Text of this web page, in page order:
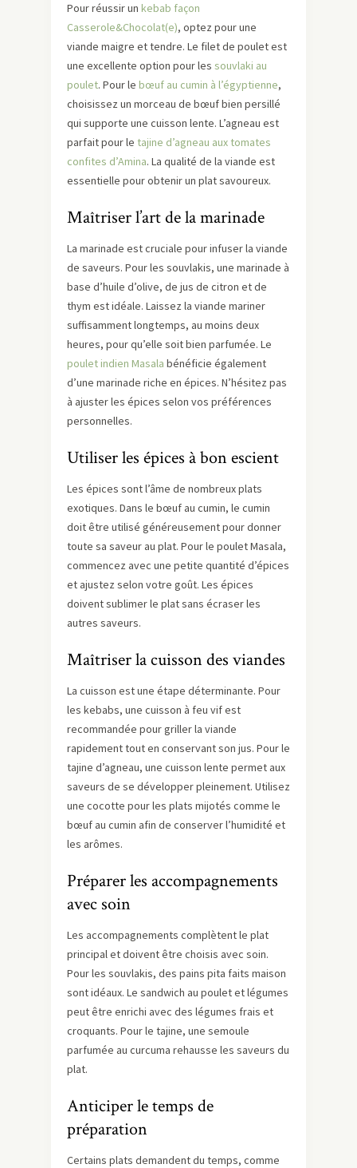
Pour réussir un kebab façon
Casserole&Chocolat(e), optez pour une
viande maigre et tendre. Le filet de poulet est
une excellente option pour les souvlaki au
poulet. Pour le bœuf au cumin à l’égyptienne,
choisissez un morceau de bœuf bien persillé
qui supporte une cuisson lente. L’agneau est
parfait pour le tajine d’agneau aux tomates
confites d’Amina. La qualité de la viande est
essentielle pour obtenir un plat savoureux.
Maîtriser l’art de la marinade
La marinade est cruciale pour infuser la viande
de saveurs. Pour les souvlakis, une marinade à
base d’huile d’olive, de jus de citron et de
thym est idéale. Laissez la viande mariner
suffisamment longtemps, au moins deux
heures, pour qu’elle soit bien parfumée. Le
poulet indien Masala bénéficie également
d’une marinade riche en épices. N’hésitez pas
à ajuster les épices selon vos préférences
personnelles.
Utiliser les épices à bon escient
Les épices sont l’âme de nombreux plats
exotiques. Dans le bœuf au cumin, le cumin
doit être utilisé généreusement pour donner
toute sa saveur au plat. Pour le poulet Masala,
commencez avec une petite quantité d’épices
et ajustez selon votre goût. Les épices
doivent sublimer le plat sans écraser les
autres saveurs.
Maîtriser la cuisson des viandes
La cuisson est une étape déterminante. Pour
les kebabs, une cuisson à feu vif est
recommandée pour griller la viande
rapidement tout en conservant son jus. Pour le
tajine d’agneau, une cuisson lente permet aux
saveurs de se développer pleinement. Utilisez
une cocotte pour les plats mijotés comme le
bœuf au cumin afin de conserver l’humidité et
les arômes.
Préparer les accompagnements
avec soin
Les accompagnements complètent le plat
principal et doivent être choisis avec soin.
Pour les souvlakis, des pains pita faits maison
sont idéaux. Le sandwich au poulet et légumes
peut être enrichi avec des légumes frais et
croquants. Pour le tajine, une semoule
parfumée au curcuma rehausse les saveurs du
plat.
Anticiper le temps de
préparation
Certains plats demandent du temps, comme